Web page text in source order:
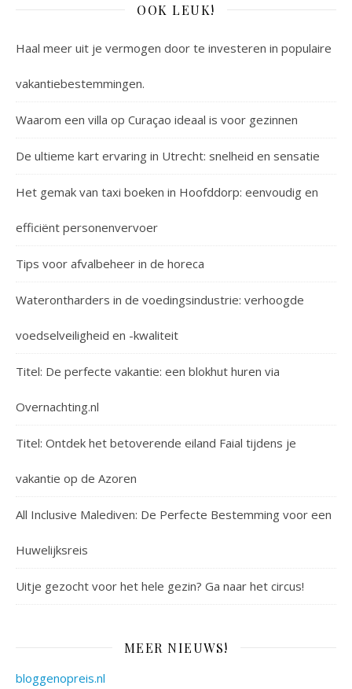
OOK LEUK!
Haal meer uit je vermogen door te investeren in populaire
vakantiebestemmingen.
Waarom een villa op Curaçao ideaal is voor gezinnen
De ultieme kart ervaring in Utrecht: snelheid en sensatie
Het gemak van taxi boeken in Hoofddorp: eenvoudig en
efficiënt personenvervoer
Tips voor afvalbeheer in de horeca
Waterontharders in de voedingsindustrie: verhoogde
voedselveiligheid en -kwaliteit
Titel: De perfecte vakantie: een blokhut huren via
Overnachting.nl
Titel: Ontdek het betoverende eiland Faial tijdens je
vakantie op de Azoren
All Inclusive Malediven: De Perfecte Bestemming voor een
Huwelijksreis
Uitje gezocht voor het hele gezin? Ga naar het circus!
MEER NIEUWS!
bloggenopreis.nl